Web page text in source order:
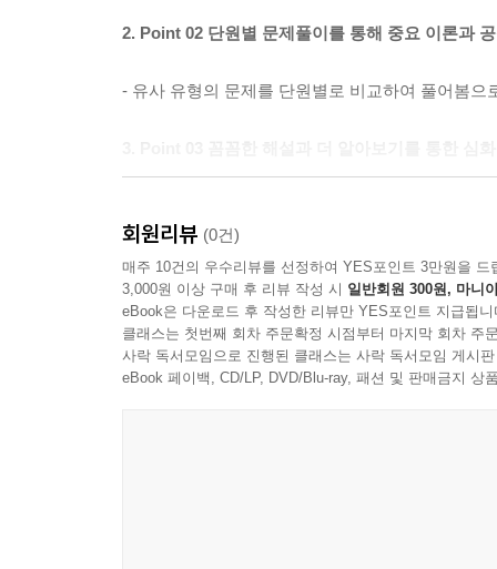
2. Point 02 단원별 문제풀이를 통해 중요 이론과
- 유사 유형의 문제를 단원별로 비교하여 풀어봄
본 교재를 통해 최근 출제경향을 파악하고 핵
것입니다.
수험생 여러분들의 합격을 기원합니다.
회원리뷰 (0건)
매주 10건의 우수리뷰를 선정하여 YES포인트 3만원을 드
3,000원 이상 구매 후 리뷰 작성 시 일반회원 300원, 마니
eBook은 다운로드 후 작성한 리뷰만 YES포인트 지급됩니
클래스는 첫번째 회차 주문확정 시점부터 마지막 회차 주
사락 독서모임으로 진행된 클래스는 사락 독서모임 게시
eBook 페이백, CD/LP, DVD/Blu-ray, 패션 및 판매금지 상